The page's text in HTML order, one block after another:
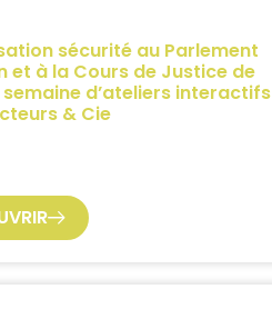
sécurité au Parlement
et à la Cours de Justice de
semaine d’ateliers interactifs
& Cie